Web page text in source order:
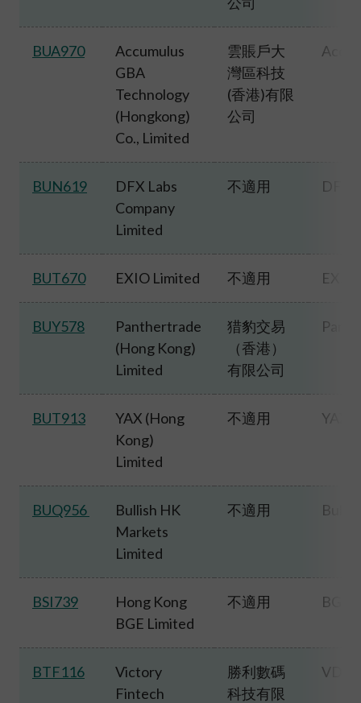
BUA970
Accumulus
GBA
Technology
(Hongkong)
Co., Limited
雲賬戶大
灣區科技
(香港)有限
公司
BUN619
DFX Labs
Company
Limited
不適用 DFX
BUT670 EXIO Limited 不適用 EX.IO
BUY578
Panthertrade
(Hong Kong)
Limited
猎豹交易
（香港）
有限公司
BUT913
YAX (Hong
Kong)
Limited
不適用 YAX
BUQ956
Bullish HK
Markets
Limited
不適用
BSI739
Hong Kong
BGE Limited
不適用 BGE
BTF116
Victory
Fintech
勝利數碼
科技有限
VDX